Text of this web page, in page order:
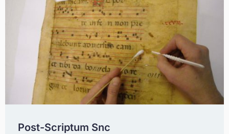
Post-Scriptum Snc